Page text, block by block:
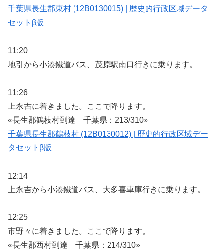
千葉県長生郡東村 (12B0130015) | 歴史的行政区域データ
セットβ版
11:20
地引から小湊鐵道バス、茂原駅南口行きに乗ります。
11:26
上永吉に着きました。ここで降ります。
«長生郡鶴枝村到達 千葉県：213/310»
千葉県長生郡鶴枝村 (12B0130012) | 歴史的行政区域デー
タセットβ版
12:14
上永吉から小湊鐵道バス、大多喜車庫行きに乗ります。
12:25
市野々に着きました。ここで降ります。
«長生郡西村到達 千葉県：214/310»